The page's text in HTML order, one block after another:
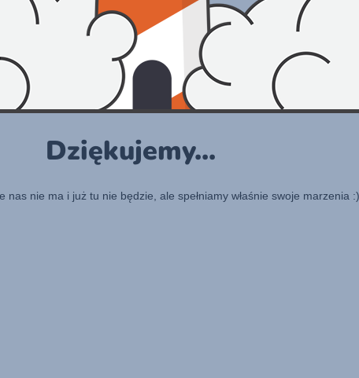
Dziękujemy...
nas nie ma i już tu nie będzie, ale spełniamy właśnie swoje marzenia :)